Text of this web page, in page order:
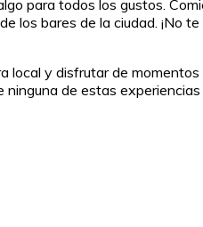
para todos los gustos.
los bares de la ciudad. ¡No
y disfrutar de
de estas